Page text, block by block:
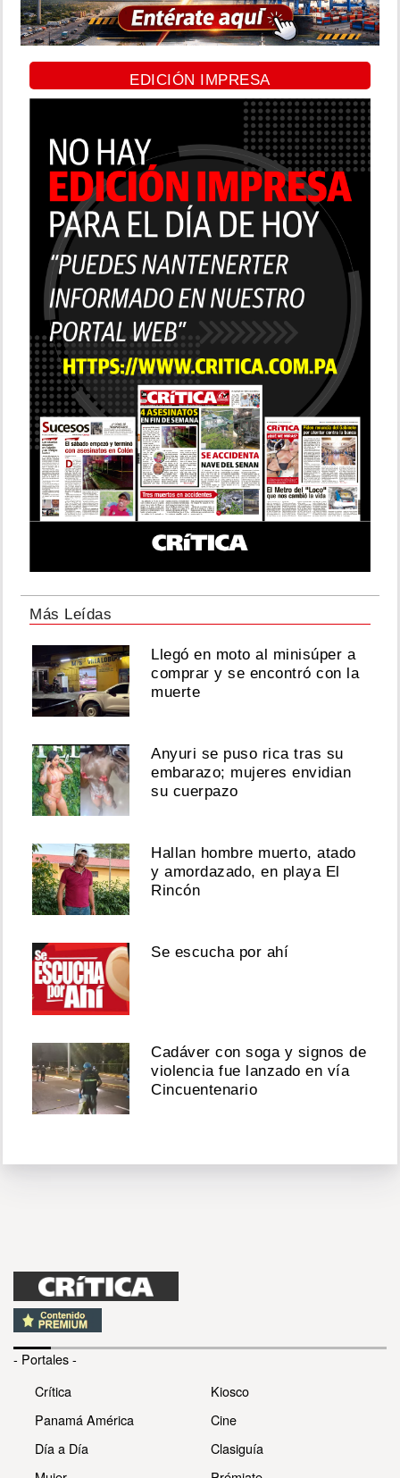
EDICIÓN IMPRESA
Más Leídas
Llegó en moto al minisúper a
comprar y se encontró con la
muerte
Anyuri se puso rica tras su
embarazo; mujeres envidian
su cuerpazo
Hallan hombre muerto, atado
y amordazado, en playa El
Rincón
Se escucha por ahí
Cadáver con soga y signos de
violencia fue lanzado en vía
Cincuentenario
- Portales -
Crítica
Panamá América
Día a Día
Kiosco
Cine
Clasiguía